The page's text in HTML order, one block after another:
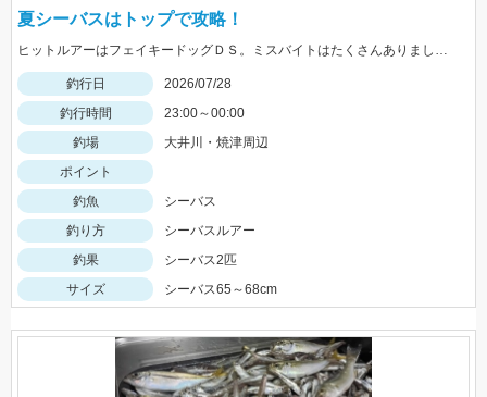
夏シーバスはトップで攻略！
ヒットルアーはフェイキードッグＤＳ。ミスバイトはたくさんありましたよ！トップは楽しいですね♪
釣行日
2026/07/28
釣行時間
23:00～00:00
釣場
大井川・焼津周辺
ポイント
釣魚
シーバス
釣り方
シーバスルアー
釣果
シーバス2匹
サイズ
シーバス65～68cm